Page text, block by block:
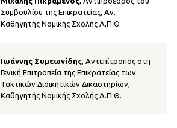
Συμβουλίου της Επικρατείας, Αν.
Καθηγητής Νομικής Σχολής Α,Π.Θ
Ιωάννης Συμεωνίδης, Αντεπίτροπος στη
Γενική Επιτροπεία της Επικρατείας των
Τακτικών Διοικητικών Δικαστηρίων,
Καθηγητής Νομικής Σχολής Α.Π.Θ.